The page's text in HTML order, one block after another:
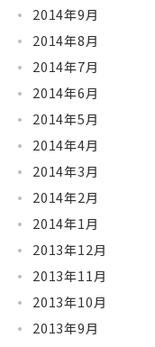
2014年9月
2014年8月
2014年7月
2014年6月
2014年5月
2014年4月
2014年3月
2014年2月
2014年1月
2013年12月
2013年11月
2013年10月
2013年9月